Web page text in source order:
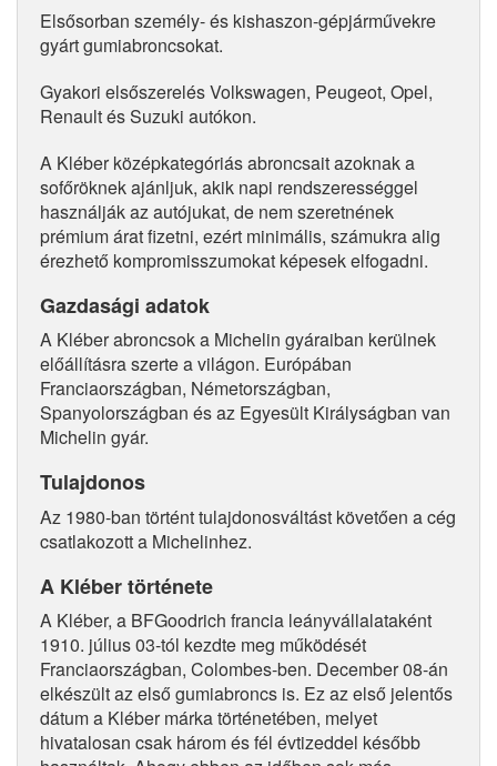
Elsősorban személy- és kishaszon-gépjárművekre
gyárt gumiabroncsokat.
Gyakori elsőszerelés Volkswagen, Peugeot, Opel,
Renault és Suzuki autókon.
A Kléber középkategóriás abroncsait azoknak a
sofőröknek ajánljuk, akik napi rendszerességgel
használják az autójukat, de nem szeretnének
prémium árat fizetni, ezért minimális, számukra alig
érezhető kompromisszumokat képesek elfogadni.
Gazdasági adatok
A Kléber abroncsok a Michelin gyáraiban kerülnek
előállításra szerte a világon. Európában
Franciaországban, Németországban,
Spanyolországban és az Egyesült Királyságban van
Michelin gyár.
Tulajdonos
Az 1980-ban történt tulajdonosváltást követően a cég
csatlakozott a Michelinhez.
A Kléber története
A Kléber, a BFGoodrich francia leányvállalataként
1910. július 03-tól kezdte meg működését
Franciaországban, Colombes-ben. December 08-án
elkészült az első gumiabroncs is. Ez az első jelentős
dátum a Kléber márka történetében, melyet
hivatalosan csak három és fél évtizeddel később